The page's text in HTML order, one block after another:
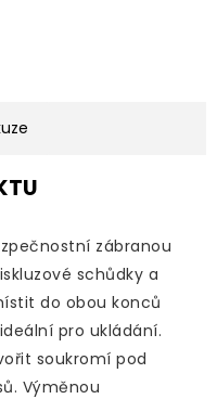
zábranou
schůdky a
do obou konců
pro ukládání.
soukromí pod
Výměnou